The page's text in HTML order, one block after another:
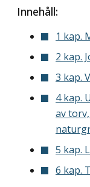
Innehåll:
1 kap.
2 kap.
3 kap.
4 kap.
av
5 kap.
6 kap.